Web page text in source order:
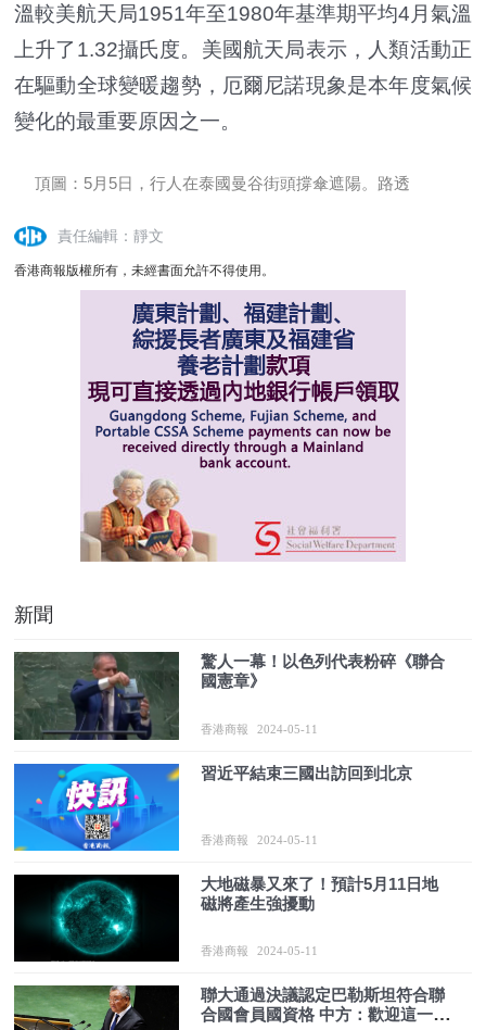
溫較美航天局1951年至1980年基準期平均4月氣溫
上升了1.32攝氏度。美國航天局表示，人類活動正
在驅動全球變暖趨勢，厄爾尼諾現象是本年度氣候
變化的最重要原因之一。
頂圖：5月5日，行人在泰國曼谷街頭撐傘遮陽。路透
責任編輯：靜文
香港商報版權所有，未經書面允許不得使用。
新聞
驚人一幕！以色列代表粉碎《聯合
國憲章》
香港商報 2024-05-11
習近平結束三國出訪回到北京
香港商報 2024-05-11
大地磁暴又來了！預計5月11日地
磁將產生強擾動
香港商報 2024-05-11
聯大通過決議認定巴勒斯坦符合聯
合國會員國資格 中方：歡迎這一歷